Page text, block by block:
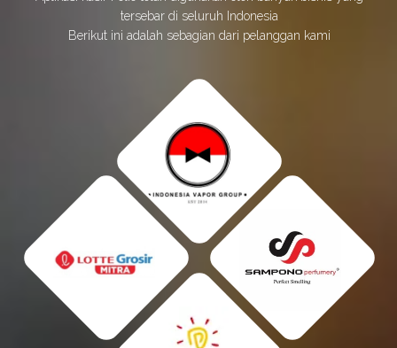
tersebar di seluruh Indonesia
Berikut ini adalah sebagian dari pelanggan kami